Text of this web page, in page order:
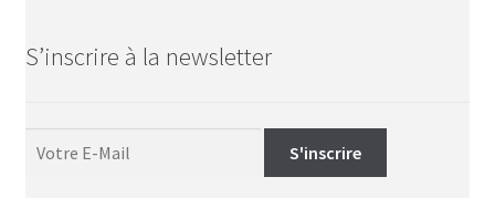
S’inscrire à la newsletter